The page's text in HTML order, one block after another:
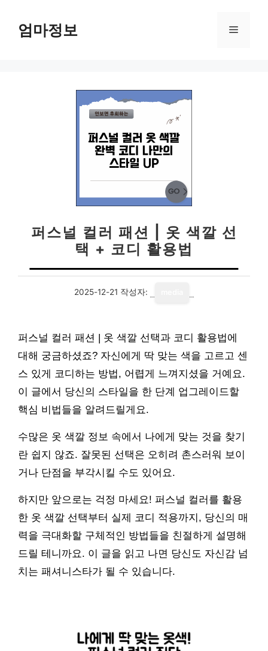
엄마정보 메
퍼스널 컬러 패션 | 옷 색깔 선
택 + 코디 활용법
2025-12-21 작성자:
퍼스널 컬러 패션 | 옷 색깔 선택과 코디 활용법에
대해 궁금하셨죠? 자신에게 딱 맞는 색을 고르고 센
스 있게 코디하는 방법, 어렵게 느껴지셨을 거예요.
이 글에서 당신의 스타일을 한 단계 업그레이드할
핵심 비법들을 알려드릴게요.
수많은 옷 색깔 정보 속에서 나에게 맞는 것을 찾기
란 쉽지 않죠. 잘못된 선택은 오히려 촌스러워 보이
거나 단점을 부각시킬 수도 있어요.
하지만 앞으로는 걱정 마세요! 퍼스널 컬러를 활용
한 옷 색깔 선택부터 실제 코디 적용까지, 당신의 매
력을 극대화할 구체적인 방법들을 친절하게 설명해
드릴 테니까요. 이 글을 읽고 나면 당신도 자신감 넘
치는 패셔니스타가 될 수 있습니다.